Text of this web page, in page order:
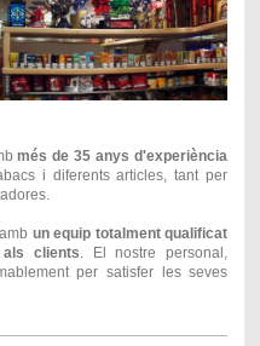
més de 35 anys d'experiència
i diferents articles, tant per
un equip totalment qualificat
clients. El nostre personal,
per satisfer les seves